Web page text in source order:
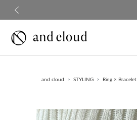
and cloud STYLING Ring × Bracelet